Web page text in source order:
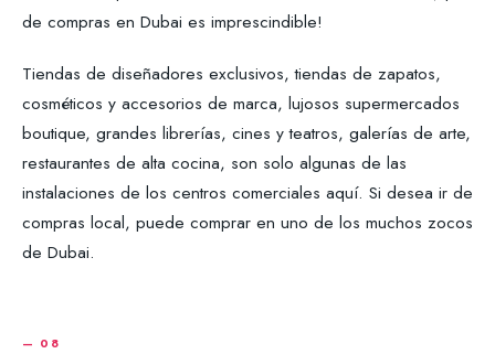
de compras en Dubai es imprescindible!
Tiendas de diseñadores exclusivos, tiendas de zapatos,
cosméticos y accesorios de marca, lujosos supermercados
boutique, grandes librerías, cines y teatros, galerías de arte,
restaurantes de alta cocina, son solo algunas de las
instalaciones de los centros comerciales aquí. Si desea ir de
compras local, puede comprar en uno de los muchos zocos
de Dubai.